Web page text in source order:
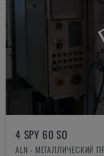
4 SPY 60 SO
ALN - МЕТАЛЛИЧЕСКИЙ